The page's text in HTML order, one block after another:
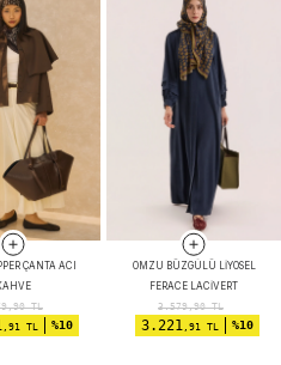
ÇANTA ACI
TL
,91 TL %10
OMZU BÜZGÜLÜ LIYOSEL
FERACE LACIVERT
3.579,90TL
3.221,91 TL %10